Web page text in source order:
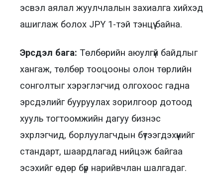
эсвэл аялал жуулчлалын захиалга хийхэд
ашиглаж болох JPY 1-тэй тэнцүү байна.
Эрсдэл бага: Төлбөрийн аюулгүй байдлыг
хангаж, төлбөр тооцооны олон төрлийн
сонголтыг хэрэглэгчид олгохоос гадна
эрсдэлийг бууруулах зорилгоор дотоод
хууль тогтоомжийн дагуу бизнэс
эхрлэгчид, борлуулагчдын бүтээгдэхүүнийг
стандарт, шаардлагад нийцэж байгаа
эсэхийг өдөр бүр нарийвчлан шалгадаг.